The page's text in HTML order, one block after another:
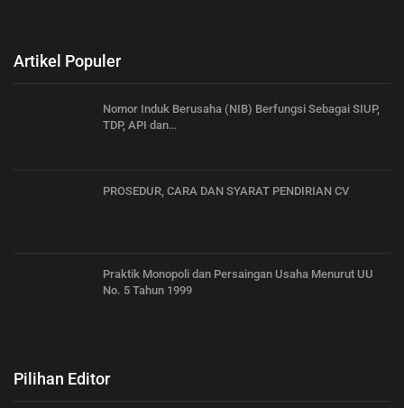
Artikel Populer
Nomor Induk Berusaha (NIB) Berfungsi Sebagai SIUP,
TDP, API dan…
PROSEDUR, CARA DAN SYARAT PENDIRIAN CV
Praktik Monopoli dan Persaingan Usaha Menurut UU
No. 5 Tahun 1999
Pilihan Editor